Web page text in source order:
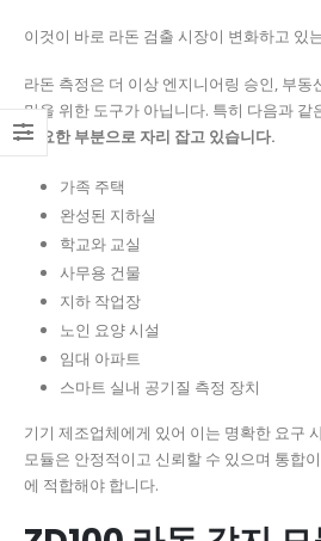
이것이 바로 라돈 검출 시장이 변화하고 있
라돈 측정은 더 이상 엔지니어링 승인, 부동
만을 위한 도구가 아닙니다. 특히 다음과 같
중요한 부분으로 자리 잡고 있습니다.
가족 주택
완성된 지하실
학교와 교실
사무용 건물
지하 작업장
노인 요양 시설
임대 아파트
스마트 실내 공기질 측정 장치
기기 제조업체에게 있어 이는 명확한 요구
모듈은 안정적이고 신뢰할 수 있으며 통합
에 적합해야 합니다.